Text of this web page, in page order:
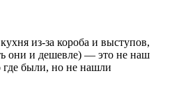
из-за короба и выступов,
они и дешевле) — это не наш
были, но не нашли